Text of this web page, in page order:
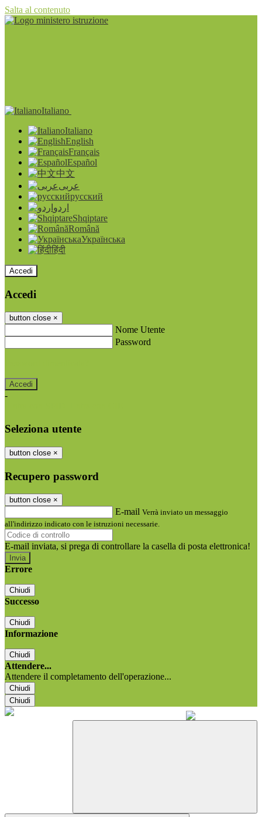
Salta al contenuto
Italiano
Italiano
English
Français
Español
中文
عربى
русский
اردو
Shqiptare
Română
Українська
हिंदी
Accedi
Accedi
button close ×
Nome Utente
Password
-
Seleziona utente
button close ×
Recupero password
button close ×
E-mail Verrà inviato un messaggio
all'indirizzo indicato con le istruzioni necessarie.
E-mail inviata, si prega di controllare la casella di posta elettronica!
Errore
Chiudi
Successo
Chiudi
Informazione
Chiudi
Attendere...
Attendere il completamento dell'operazione...
Chiudi
Chiudi